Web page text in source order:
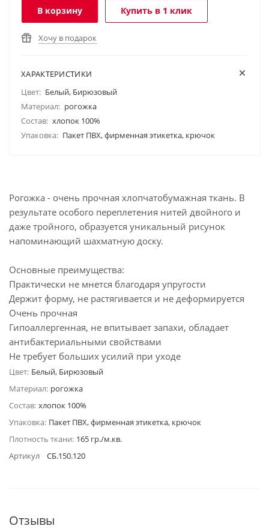
В корзину Купить в 1 клик
Хочу в подарок
ХАРАКТЕРИСТИКИ
Цвет: Белый, Бирюзовый
Материал: рогожка
Состав: хлопок 100%
Упаковка: Пакет ПВХ, фирменная этикетка, крючок
Рогожка - очень прочная хлопчатобумажная ткань. В
результате особого переплетения нитей двойного и
даже тройного, образуется уникальный рисунок
напоминающий шахматную доску.
Основные преимущества:
Практически не мнется благодаря упругости
Держит форму, не растягивается и не деформируется
Очень прочная
Гипоаллергенная, не впитывает запахи, обладает
антибактериальными свойствами
Не требует больших усилий при уходе
Цвет: Белый, Бирюзовый
Материал: рогожка
Состав: хлопок 100%
Упаковка: Пакет ПВХ, фирменная этикетка, крючок
Плотность ткани: 165 гр./м.кв.
Артикул
СБ.150.120
Отзывы